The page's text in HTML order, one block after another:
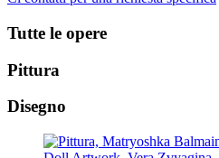
Tutte le opere
Pittura
Disegno